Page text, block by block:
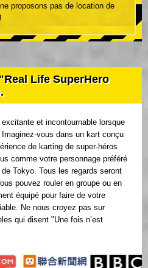
proposons pas de location de
Life SuperHero
et incontournable lorsque
vous dans un kart conçu
de karting de super-héros
comme votre personnage préféré
Tokyo. Tous les regards seront
pouvez rouler en groupe ou en
équipé pour faire de votre
Ne nous croyez pas sur
qui disent "Une fois n’est